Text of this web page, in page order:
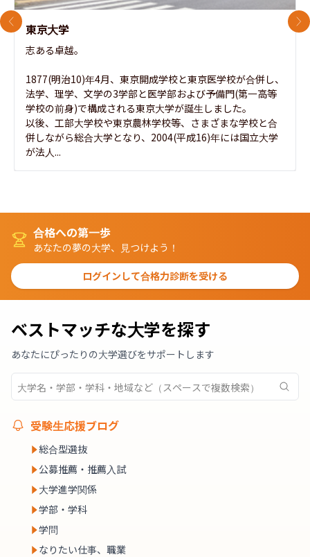
東京大学
志ある卓越。
1877(明治10)年4月、東京開成学校と東京医学校が合併し、
法学、理学、文学の3学部と医学部および予備門(第一高等
学校の前身)で構成される東京大学が誕生しました。
以後、工部大学校や東京農林学校等、さまざまな学校と合
併しながら総合大学となり、2004(平成16)年には国立大学
が法人...
前のスライド 次
合格への第一歩
あなたの夢の大学、見つけよう！
ログインして合格力診断を受ける
ベストマッチな大学を探す
あなたにぴったりの大学選びをサポートします
受験生応援ブログ
総合型選抜
公募推薦・推薦入試
大学進学関係
学部・学科
学問
なりたい仕事、職業